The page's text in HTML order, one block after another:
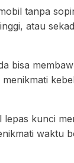
tanpa
atau
bisa
kunci
waktu